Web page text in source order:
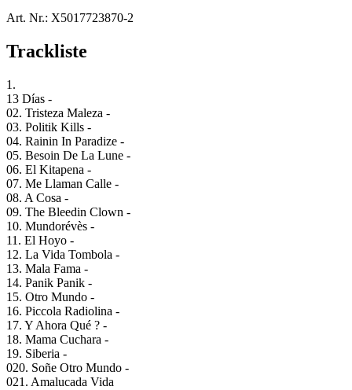
Art. Nr.: X5017723870-2
Trackliste
1.
13 Días -
02. Tristeza Maleza -
03. Politik Kills -
04. Rainin In Paradize -
05. Besoin De La Lune -
06. El Kitapena -
07. Me Llaman Calle -
08. A Cosa -
09. The Bleedin Clown -
10. Mundorévès -
11. El Hoyo -
12. La Vida Tombola -
13. Mala Fama -
14. Panik Panik -
15. Otro Mundo -
16. Piccola Radiolina -
17. Y Ahora Qué ? -
18. Mama Cuchara -
19. Siberia -
020. Soñe Otro Mundo -
021. Amalucada Vida